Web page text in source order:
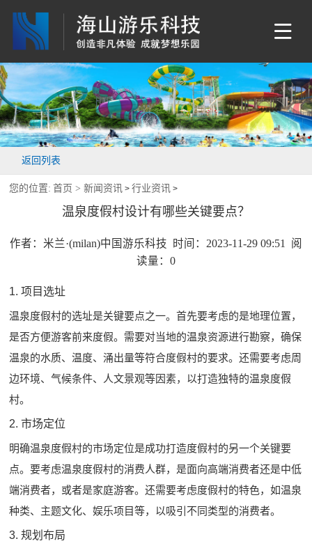
返回列表
您的位置: 首页 >新闻资讯 >行业资讯 >
温泉度假村设计有哪些关键要点？
作者：米兰·(milan)中国游乐科技 时间：2023-11-29 09:51 阅
读量： 0
1. 项目选址
温泉度假村的选址是关键要点之一。首先要考虑的是地理位置，
是否方便游客前来度假。需要对当地的温泉资源进行勘察，确保
温泉的水质、温度、涌出量等符合度假村的要求。还需要考虑周
边环境、气候条件、人文景观等因素，以打造独特的温泉度假
村。
2. 市场定位
明确温泉度假村的市场定位是成功打造度假村的另一个关键要
点。要考虑温泉度假村的消费人群，是面向高端消费者还是中低
端消费者，或者是家庭游客。还需要考虑度假村的特色，如温泉
种类、主题文化、娱乐项目等，以吸引不同类型的消费者。
3. 规划布局